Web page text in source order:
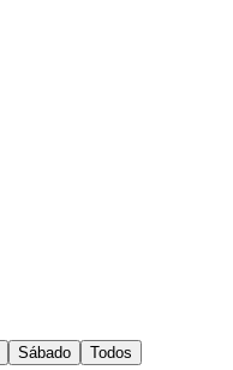
Sábado Todos